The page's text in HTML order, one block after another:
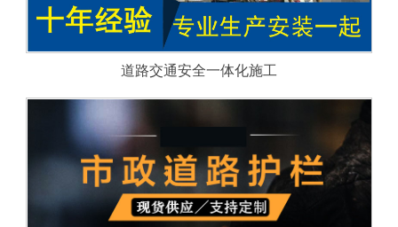
道路交通安全一体化施工